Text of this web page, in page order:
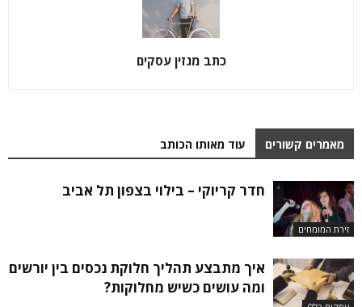
כתב מגזין עסקים
מאמרים קשורים עוד מאותו הכותב
זירת המומחים
חדר קריוקי – בילוי בצפון תל אביב
איך מתבצע תהליך חלוקת נכסים בין יורשים
ומה עושים כשיש מחלוקות?